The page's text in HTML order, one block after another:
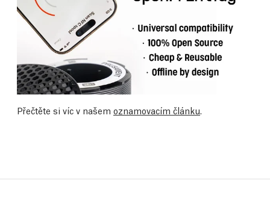
Přečtěte si víc v našem oznamovacím článku